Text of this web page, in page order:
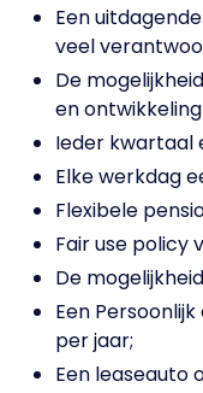
Een
veel
De
en
Ieder kwartaal
Elke werkdag
Flexibele
Fair use policy
De
Een
per jaar;
Een leaseauto